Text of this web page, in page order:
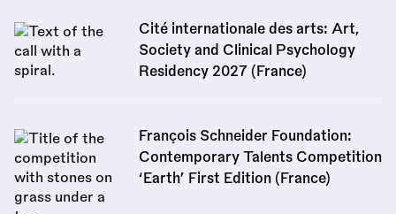
Cité internationale des arts: Art,
Society and Clinical Psychology
Residency 2027 (France)
François Schneider Foundation:
Contemporary Talents Competition
‘Earth’ First Edition (France)